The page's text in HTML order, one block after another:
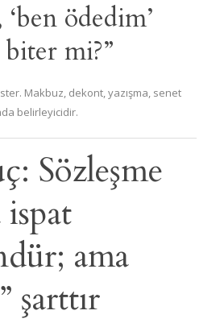
ödedim’
mi?”
Makbuz, dekont, yazışma, senet
belirleyicidir.
Sözleşme
ama
şarttır